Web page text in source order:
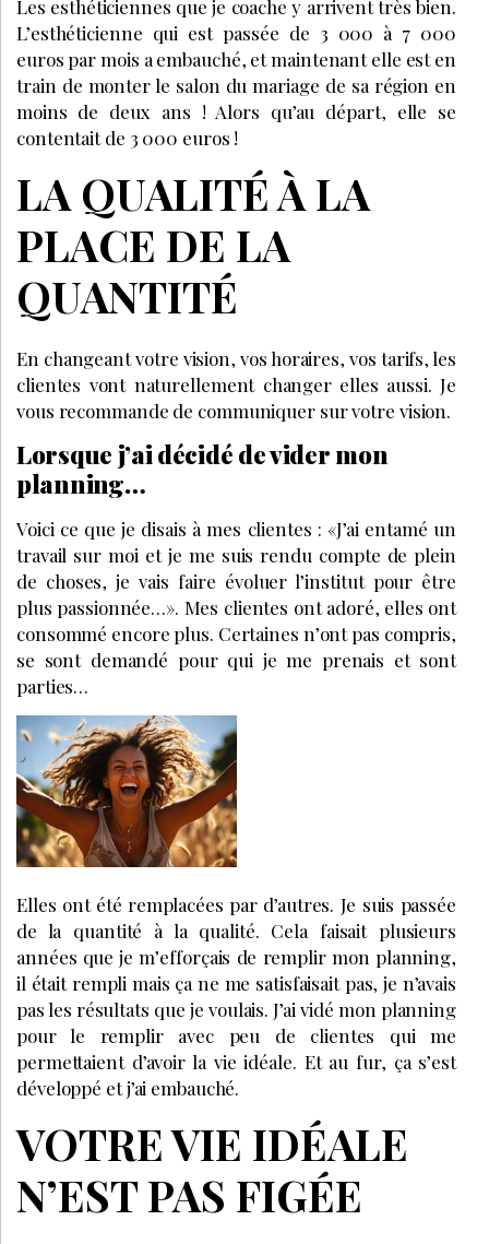
Les esthéticiennes que je coache y arrivent très bien.
L’esthéticienne qui est passée de 3 000 à 7 000
euros par mois a embauché, et maintenant elle est en
train de monter le salon du mariage de sa région en
moins de deux ans ! Alors qu’au départ, elle se
contentait de 3 000 euros !
LA QUALITÉ À LA
PLACE DE LA
QUANTITÉ
En changeant votre vision, vos horaires, vos tarifs, les
clientes vont naturellement changer elles aussi. Je
vous recommande de communiquer sur votre vision.
Lorsque j’ai décidé de vider mon
planning…
Voici ce que je disais à mes clientes : «J’ai entamé un
travail sur moi et je me suis rendu compte de plein
de choses, je vais faire évoluer l’institut pour être
plus passionnée…». Mes clientes ont adoré, elles ont
consommé encore plus. Certaines n’ont pas compris,
se sont demandé pour qui je me prenais et sont
parties…
Elles ont été remplacées par d’autres. Je suis passée
de la quantité à la qualité. Cela faisait plusieurs
années que je m’efforçais de remplir mon planning,
il était rempli mais ça ne me satisfaisait pas, je n’avais
pas les résultats que je voulais. J’ai vidé mon planning
pour le remplir avec peu de clientes qui me
permettaient d’avoir la vie idéale. Et au fur, ça s’est
développé et j’ai embauché.
VOTRE VIE IDÉALE
N’EST PAS FIGÉE